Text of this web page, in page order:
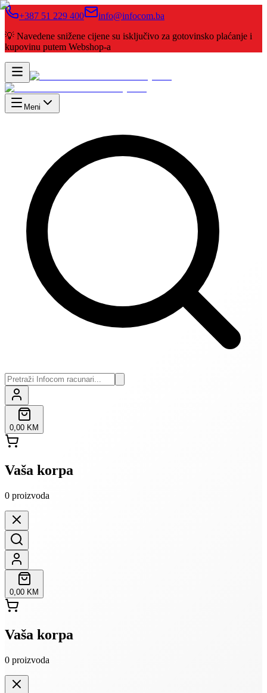
+387 51 229 400
info@infocom.ba
💡 Navedene snižene cijene su isključivo za gotovinsko plaćanje i
kupovinu putem Webshop-a
Meni
0,00 KM
Vaša korpa
0 proizvoda
0,00 KM
Vaša korpa
0 proizvoda